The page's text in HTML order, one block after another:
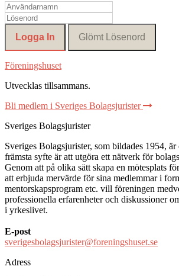
Föreningshuset
Utvecklas tillsammans.
Bli medlem i Sveriges Bolagsjurister
Sveriges Bolagsjurister
Sveriges Bolagsjurister, som bildades 1954,
främsta syfte är att utgöra ett nätverk för
Genom att på olika sätt skapa en mötesplats
att erbjuda mervärde för sina medlemmar i
mentorskapsprogram etc. vill föreningen
professionella erfarenheter och diskussioner
i yrkeslivet.
E-post
sverigesbolagsjurister@foreningshuset.se
Adress